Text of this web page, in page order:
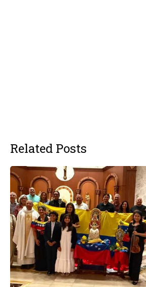
Related Posts